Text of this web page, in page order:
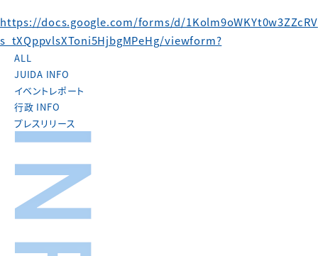
https://docs.google.com/forms/d/1Kolm9oWKYt0w3ZZcRV
s_tXQppvlsXToni5HjbgMPeHg/viewform?
ALL
JUIDA INFO
イベントレポート
行政 INFO
プレスリリース